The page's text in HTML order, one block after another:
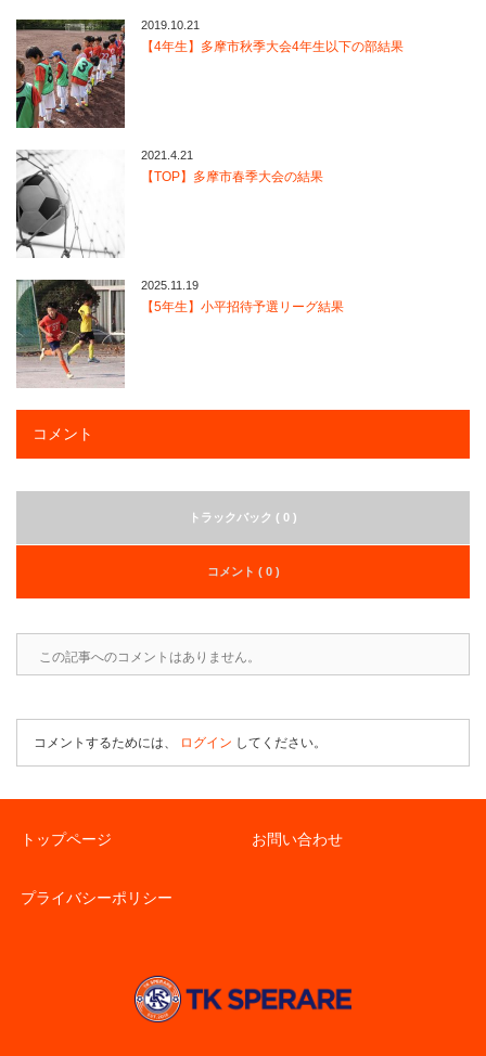
2019.10.21
【4年生】多摩市秋季大会4年生以下の部結果
2021.4.21
【TOP】多摩市春季大会の結果
2025.11.19
【5年生】小平招待予選リーグ結果
コメント
トラックバック ( 0 )
コメント ( 0 )
この記事へのコメントはありません。
コメントするためには、 ログイン してください。
トップページ お問い合わせ
プライバシーポリシー